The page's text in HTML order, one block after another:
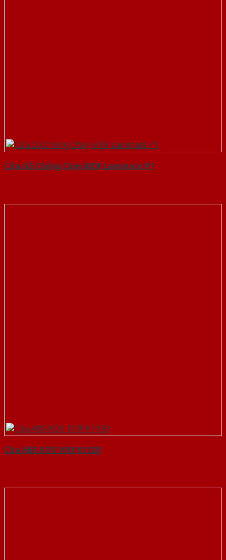
Cửa Gỗ Chống Cháy MDF Laminate P1
Cửa ABS KOS 101F K1129